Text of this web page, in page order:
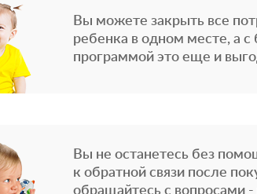
Вы можете закрыть все
ребенка в одном месте, а с
программой это еще и
Вы не останетесь без
к обратной связи после
обращайтесь с вопросами